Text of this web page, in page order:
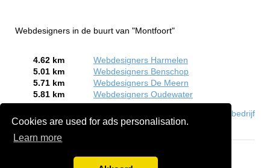
Cookies are used for ads personalisation.
Learn more
Webdesigners in de buurt van "Montfoort"
4.62 km
Webdesigners Harmelen
5.01 km
Webdesigners Benschop
5.71 km
Webdesigners De Meern
5.81 km
Webdesigners Oudewater
Meld een bedrijf
gratis aan